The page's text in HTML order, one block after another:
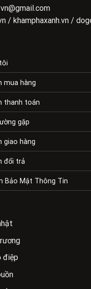
/ khamphaxanh.vn /
mua hàng
thanh toán
gặp
giao hàng
đổi trả
Bảo Mật Thông Tin
điệp